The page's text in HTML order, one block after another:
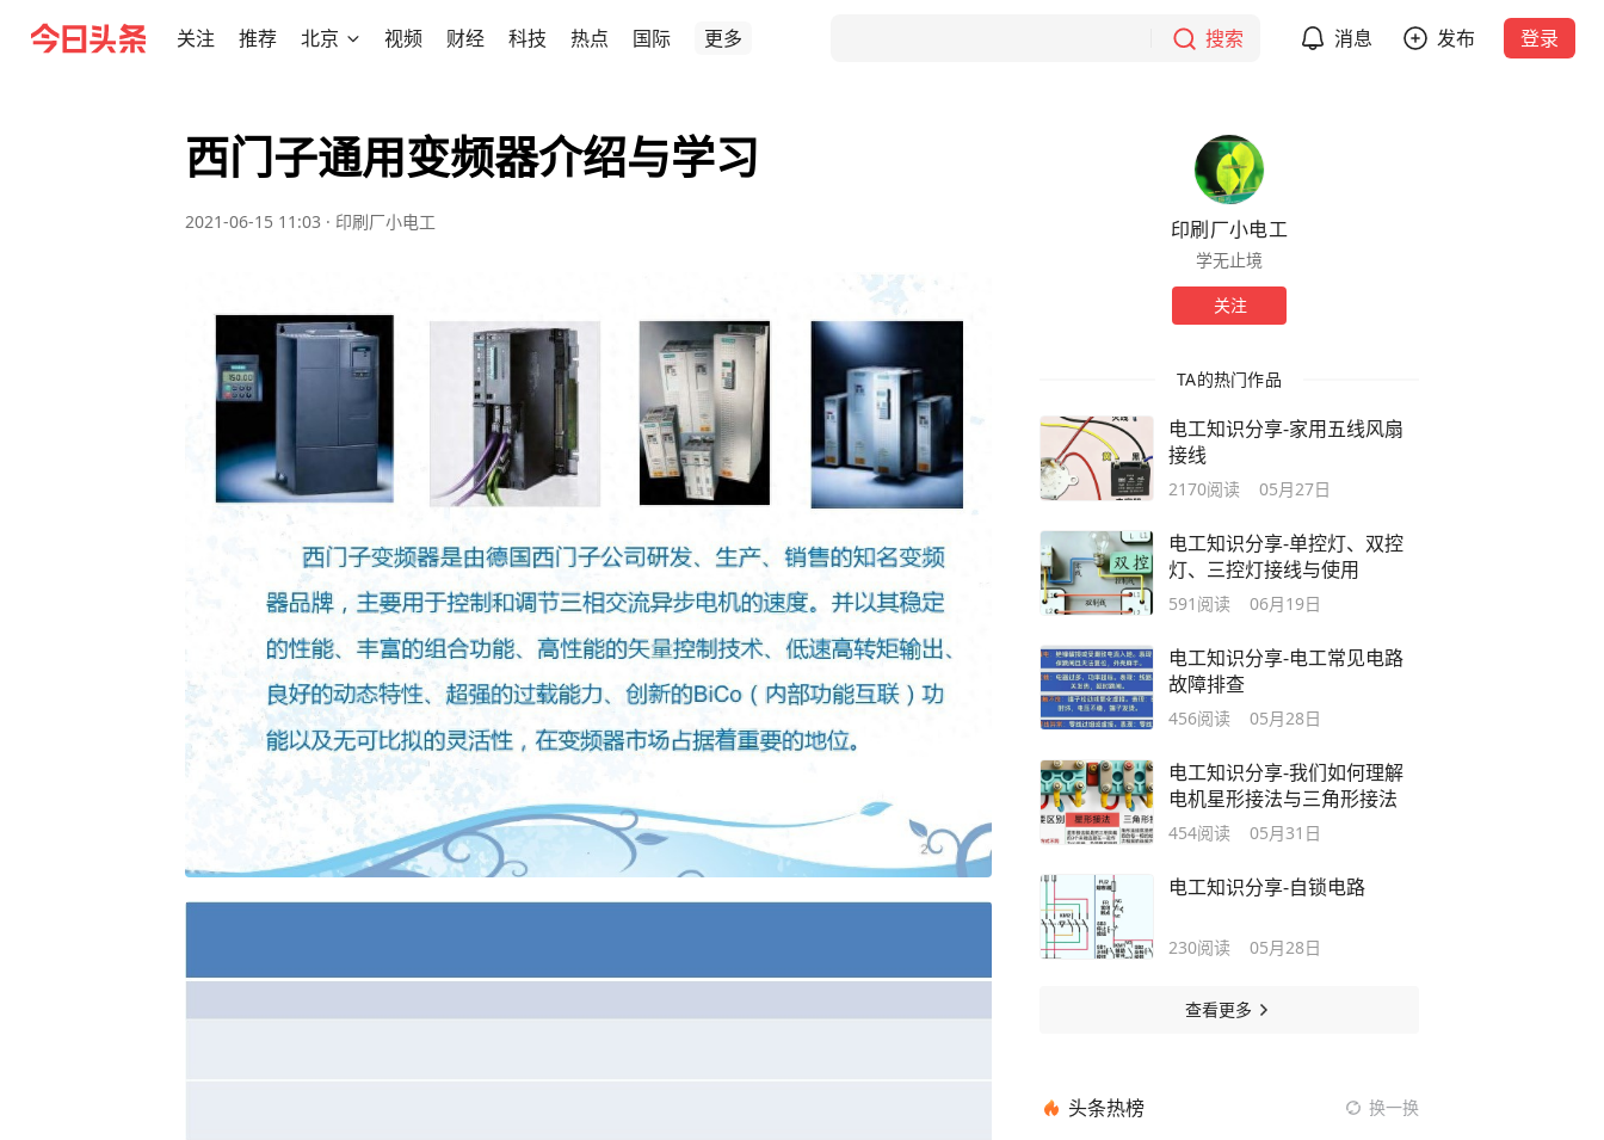
关注 推荐 北京 视频 财经 科技 热点 国际 更多 搜索 消息 发布 登录
西门子通用变频器介绍与学习
2021-06-15 11:03 · 印刷厂小电工 印刷厂小电工
学无止境
关注
TA的热门作品
电工知识分享-家用五线风扇
接线
2170阅读 05月27日
电工知识分享-单控灯、双控
灯、三控灯接线与使用
591 阅读 06月19日
电工知识分享-电工常见电路
故障排查
456阅读 05月28日
电工知识分享-我们如何理解
电机星形接法与三角形接法
454阅读 05月31日
电工知识分享-自锁电路
230阅读 05月28日
查看更多
头条热榜 换一换